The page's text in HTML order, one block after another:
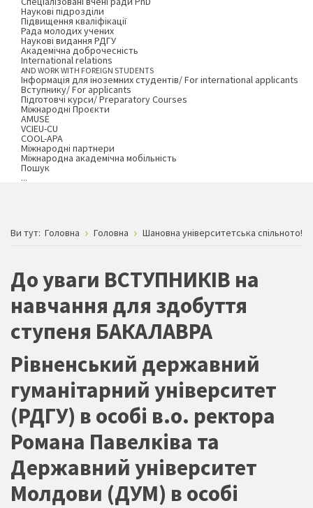
Наукові підрозділи
Підвищення кваліфікації
Рада молодих учених
Наукові видання РДГУ
Академічна доброчесність
International relations
AND WORK WITH FOREIGN STUDENTS
Інформація для іноземних студентів/ For international applicants
Вступнику/ For applicants
Підготовчі курси/ Preparatory Courses
Міжнародні Проєкти
AMUSE
VCIEU-CU
COOL-APA
Міжнародні партнери
Міжнародна академічна мобільність
Пошук
...
Ви тут: Головна Головна Шановна університетська спільното!
До уваги ВСТУПНИКІВ на
навчання для здобуття
ступеня БАКАЛАВРА
Рівненський державний
гуманітарний університет
(РДГУ) в особі в.о. ректора
Романа Павелківа та
Державний університет
Молдови (ДУМ) в особі